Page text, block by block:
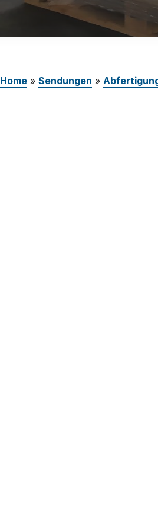
Home » Sendungen »
Karriere
The
United States